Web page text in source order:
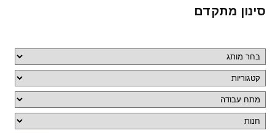
סינון מתקדם